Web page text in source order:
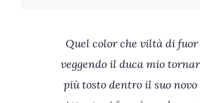
Quel color che viltà di
veggendo il duca mio
più tosto dentro il suo